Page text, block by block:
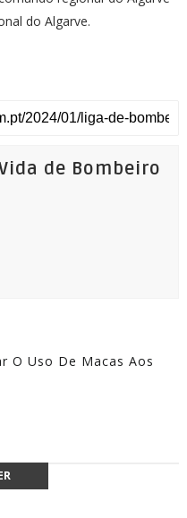
do Algarve.
de Bombeiro
O Uso De Macas Aos